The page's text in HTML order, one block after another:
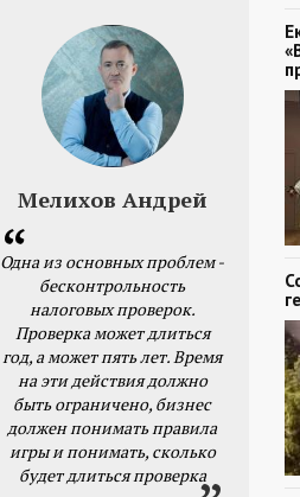
Мелихов Андрей
Одна из основных проблем -
бесконтрольность
налоговых проверок.
Проверка может длиться
год, а может пять лет. Время
на эти действия должно
быть ограничено, бизнес
должен понимать правила
игры и понимать, сколько
будет длиться проверка